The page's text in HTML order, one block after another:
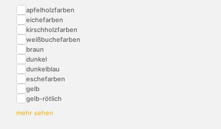
apfelholzfarben
eichefarben
kirschholzfarben
weißbuchefarben
braun
dunkel
dunkelblau
eschefarben
gelb
gelb-rötlich
mehr sehen